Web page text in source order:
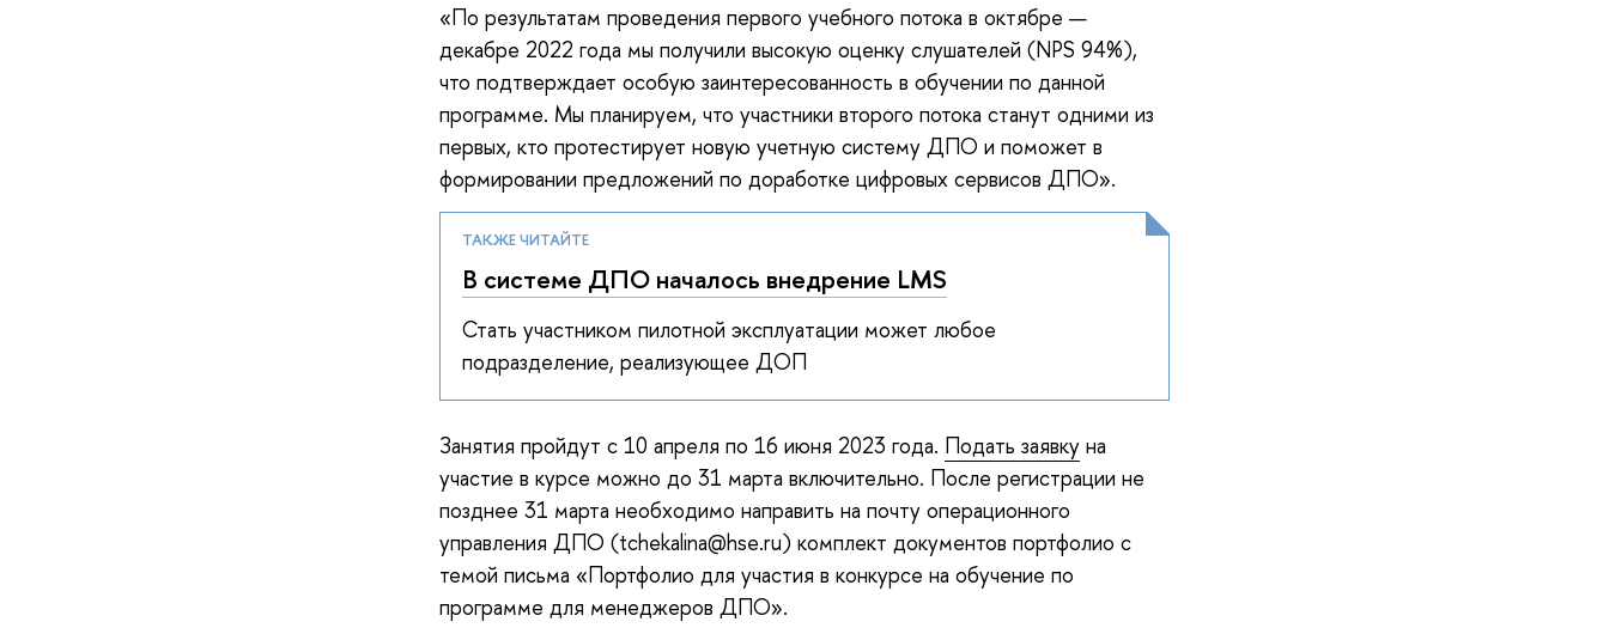
«По результатам проведения первого учебного потока в октябре —
декабре 2022 года мы получили высокую оценку слушателей (NPS 94%),
что подтверждает особую заинтересованность в обучении по данной
программе. Мы планируем, что участники второго потока станут одними из
первых, кто протестирует новую учетную систему ДПО и поможет в
формировании предложений по доработке цифровых сервисов ДПО».
ТАКЖЕ ЧИТАЙТЕ
В системе ДПО началось внедрение LMS
Стать участником пилотной эксплуатации может любое
подразделение, реализующее ДОП
Занятия пройдут с 10 апреля по 16 июня 2023 года. Подать заявку на
участие в курсе можно до 31 марта включительно. После регистрации не
позднее 31 марта необходимо направить на почту операционного
управления ДПО (tchekalina@hse.ru) комплект документов портфолио с
темой письма «Портфолио для участия в конкурсе на обучение по
программе для менеджеров ДПО».